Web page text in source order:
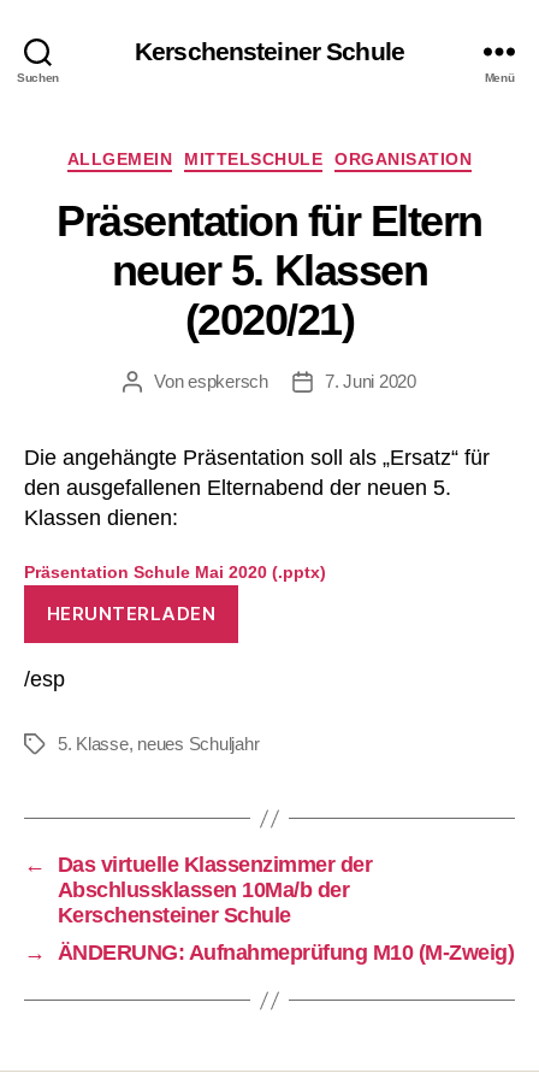
Suchen
Kerschensteiner Schule
Menü
Kategorien
ALLGEMEIN MITTELSCHULE ORGANISATION
Präsentation für Eltern
neuer 5. Klassen
(2020/21)
Beitragsautor
Vonespkersch Veröffentlichungsdatum
7. Juni 2020
Die angehängte Präsentation soll als „Ersatz“ für
den ausgefallenen Elternabend der neuen 5.
Klassen dienen:
Präsentation Schule Mai 2020 (.pptx)
HERUNTERLADEN
/esp
Schlagwörter
5. Klasse, neues Schuljahr
←
Das virtuelle Klassenzimmer der
Abschlussklassen 10Ma/b der
Kerschensteiner Schule
→
ÄNDERUNG: Aufnahmeprüfung M10 (M-Zweig)